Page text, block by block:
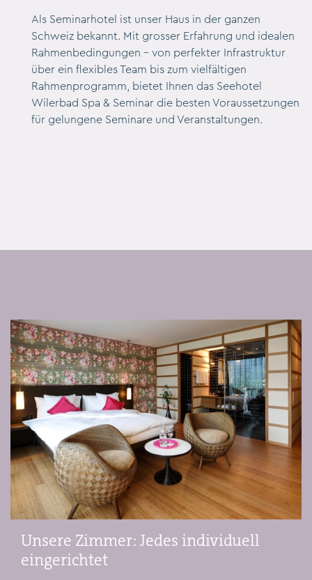
Als Seminarhotel ist unser Haus in der ganzen
Schweiz bekannt. Mit grosser Erfahrung und idealen
Rahmenbedingungen – von perfekter Infrastruktur
über ein flexibles Team bis zum vielfältigen
Rahmenprogramm, bietet Ihnen das Seehotel
Wilerbad Spa & Seminar die besten Voraussetzungen
für gelungene Seminare und Veranstaltungen.
Unsere Zimmer: Jedes individuell
eingerichtet